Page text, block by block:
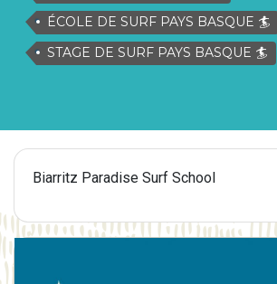
ÉCOLE DE SURF PAYS BASQUE 🏄
STAGE DE SURF PAYS BASQUE 🏄
Biarritz Paradise Surf School